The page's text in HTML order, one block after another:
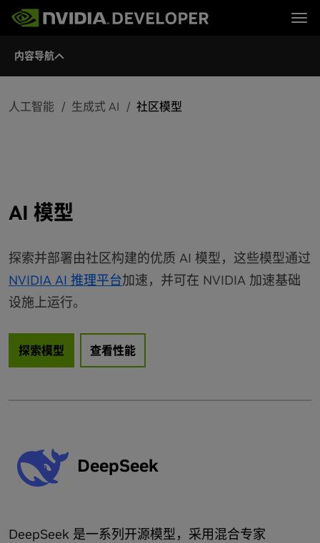
首页
论坛
文档
下载
主题
行业
内容导航
人工智能 生成式 AI 社区模型
AI 模型
探索并部署由社区构建的优质 AI 模型，这些模型通过
NVIDIA AI 推理平台加速，并可在 NVIDIA 加速基础
设施上运行。
探索模型 查看性能
DeepSeek
DeepSeek 是一系列开源模型，采用混合专家